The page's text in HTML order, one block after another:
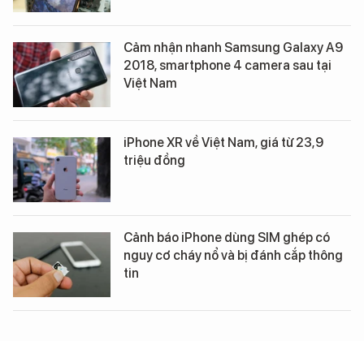
Cảm nhận nhanh Samsung Galaxy A9
2018, smartphone 4 camera sau tại
Việt Nam
iPhone XR về Việt Nam, giá từ 23,9
triệu đồng
Cảnh báo iPhone dùng SIM ghép có
nguy cơ cháy nổ và bị đánh cắp thông
tin